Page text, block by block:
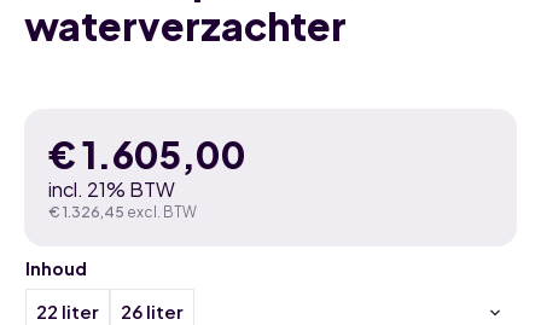
waterverzachter
€1.605,00
incl. 21% BTW
€ 1.326,45 excl. BTW
Inhoud
22 liter 26 liter